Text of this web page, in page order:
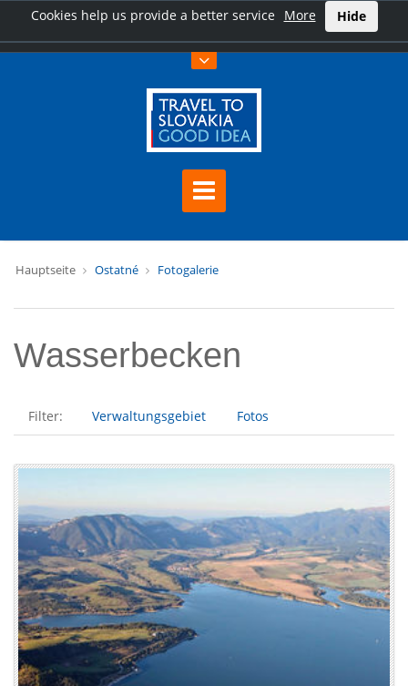
Cookies help us provide a better service More Hide
Hauptseite Ostatné Fotogalerie
Wasserbecken
Filter: Verwaltungsgebiet Fotos